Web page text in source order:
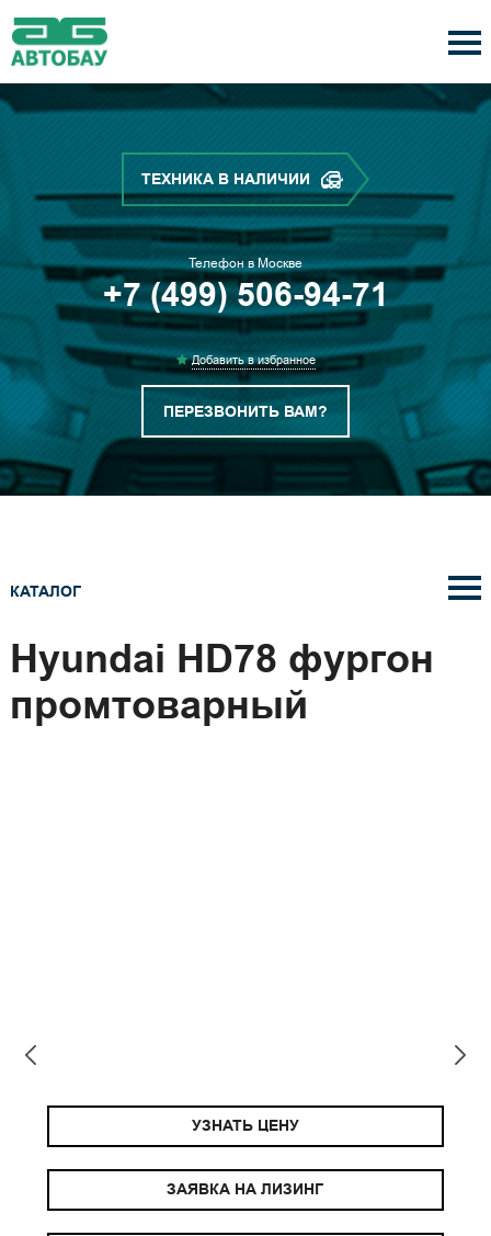
ТЕХНИКА В НАЛИЧИИ
Телефон в Москве
+7 (499) 506-94-71
Добавить в избранное
ПЕРЕЗВОНИТЬ ВАМ?
КАТАЛОГ
Hyundai HD78 фургон
промтоварный
УЗНАТЬ ЦЕНУ
ЗАЯВКА НА ЛИЗИНГ